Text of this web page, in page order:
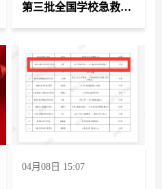
第三批全国学校急救教育试点学校
04月08日 15:07